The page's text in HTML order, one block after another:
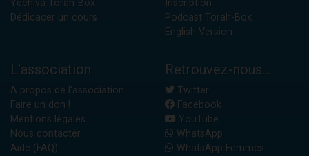
Yéchiva Torah-Box
Dédicacer un cours
Inscription
Podcast Torah-Box
English Version
L'association
A propos de l'association
Faire un don !
Mentions légales
Nous contacter
Aide (FAQ)
Retrouvez-nous...
Twitter
Facebook
YouTube
WhatsApp
WhatsApp Femmes